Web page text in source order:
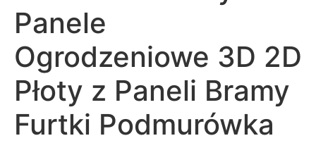
Panele
Ogrodzeniowe 3D 2D
Płoty z Paneli Bramy
Furtki Podmurówka